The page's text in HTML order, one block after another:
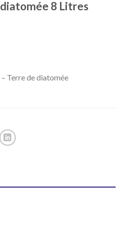
8 Litres
Terre de diatomée